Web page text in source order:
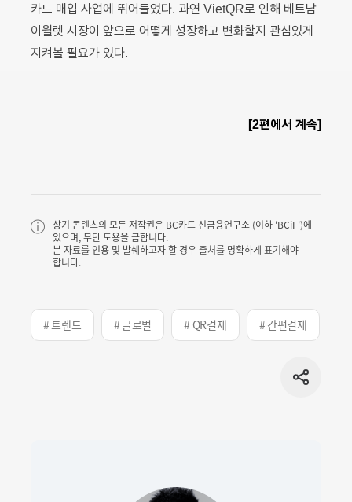
카드 매입 사업에 뛰어들었다. 과연 VietQR로 인해 베트남
이월렛 시장이 앞으로 어떻게 성장하고 변화할지 관심있게
지켜볼 필요가 있다.
[2편에서 계속]
상기 콘텐츠의 모든 저작권은 BC카드 신금융연구소 (이하 'BCiF')에
있으며, 무단 도용을 금합니다.
본 자료를 인용 및 발췌하고자 할 경우 출처를 명확하게 표기해야
합니다.
# 트렌드 # 글로벌 # QR결제 # 간편결제
공유